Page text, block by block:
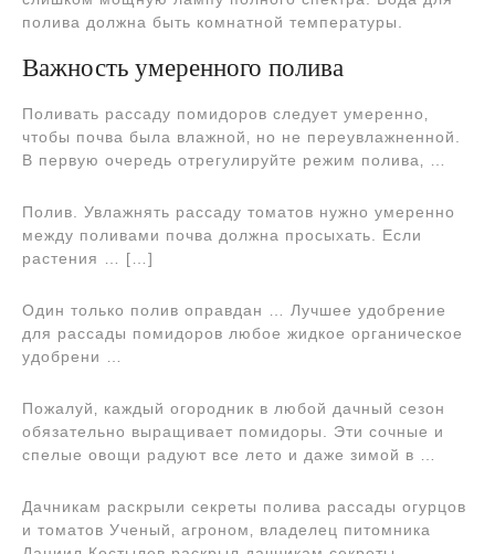
полива должна быть комнатной температуры.
Важность умеренного полива
Поливать рассаду помидоров следует умеренно‚
чтобы почва была влажной‚ но не переувлажненной.
В первую очередь отрегулируйте режим полива‚ …
Полив. Увлажнять рассаду томатов нужно умеренно
между поливами почва должна просыхать. Если
растения … […]
Один только полив оправдан … Лучшее удобрение
для рассады помидоров любое жидкое органическое
удобрени …
Пожалуй‚ каждый огородник в любой дачный сезон
обязательно выращивает помидоры. Эти сочные и
спелые овощи радуют все лето и даже зимой в …
Дачникам раскрыли секреты полива рассады огурцов
и томатов Ученый‚ агроном‚ владелец питомника